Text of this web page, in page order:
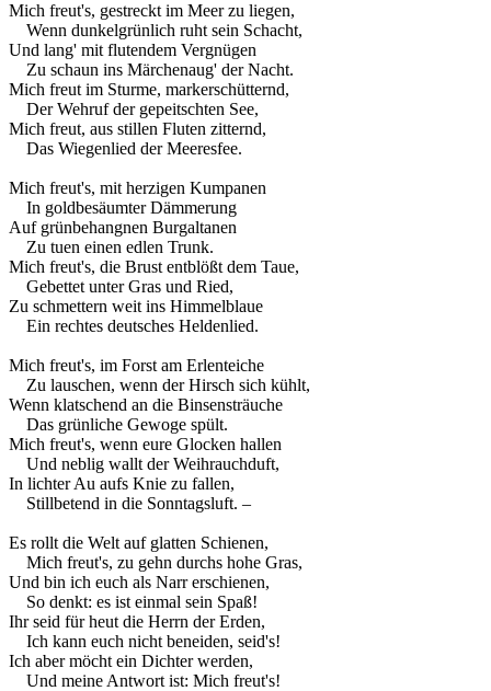
Mich freut's, gestreckt im Meer zu liegen,
Wenn dunkelgrünlich ruht sein Schacht,
Und lang' mit flutendem Vergnügen
Zu schaun ins Märchenaug' der Nacht.
Mich freut im Sturme, markerschütternd,
Der Wehruf der gepeitschten See,
Mich freut, aus stillen Fluten zitternd,
Das Wiegenlied der Meeresfee.
Mich freut's, mit herzigen Kumpanen
In goldbesäumter Dämmerung
Auf grünbehangnen Burgaltanen
Zu tuen einen edlen Trunk.
Mich freut's, die Brust entblößt dem Taue,
Gebettet unter Gras und Ried,
Zu schmettern weit ins Himmelblaue
Ein rechtes deutsches Heldenlied.
Mich freut's, im Forst am Erlenteiche
Zu lauschen, wenn der Hirsch sich kühlt,
Wenn klatschend an die Binsensträuche
Das grünliche Gewoge spült.
Mich freut's, wenn eure Glocken hallen
Und neblig wallt der Weihrauchduft,
In lichter Au aufs Knie zu fallen,
Stillbetend in die Sonntagsluft. –
Es rollt die Welt auf glatten Schienen,
Mich freut's, zu gehn durchs hohe Gras,
Und bin ich euch als Narr erschienen,
So denkt: es ist einmal sein Spaß!
Ihr seid für heut die Herrn der Erden,
Ich kann euch nicht beneiden, seid's!
Ich aber möcht ein Dichter werden,
Und meine Antwort ist: Mich freut's!